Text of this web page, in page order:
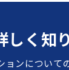
しく知
ンについて